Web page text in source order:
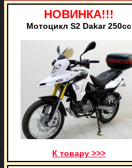
НОВИНКА!!!
Мотоцикл S2 Dakar 250cc
К товару >>>